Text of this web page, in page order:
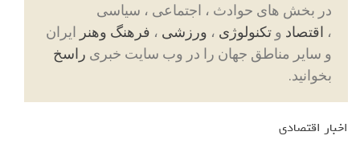
در بخش های حوادث ، اجتماعی ، سیاسی
، اقتصاد و تکنولوژی ، ورزشی ، فرهنگ وهنر ایران
و سایر مناطق جهان را در وب سایت خبری راسخ
بخوانید.
اخبار اقتصادی